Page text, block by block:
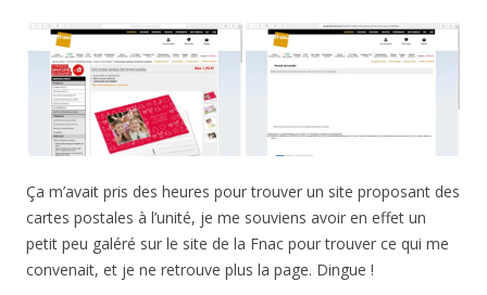
Ça m’avait pris des heures pour trouver un site proposant des
cartes postales à l’unité, je me souviens avoir en effet un
petit peu galéré sur le site de la Fnac pour trouver ce qui me
convenait, et je ne retrouve plus la page. Dingue !